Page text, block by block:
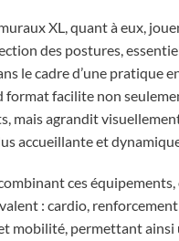
XL, quant à eux,
des postures,
le cadre d’une pratique
format facilite non
mais agrandit
accueillante et
ces
: cardio,
mobilité, permettant ainsi